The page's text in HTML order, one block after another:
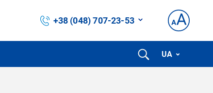
+38 (048) 707-23-53
UA